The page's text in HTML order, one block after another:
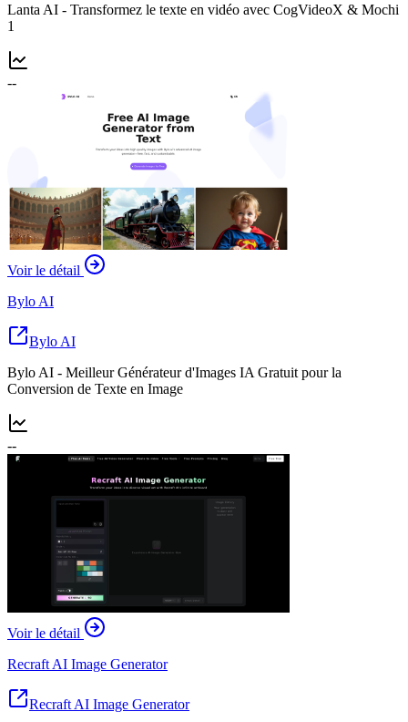
Lanta AI - Transformez le texte en vidéo avec CogVideoX & Mochi
1
--
Voir le détail
Bylo AI
Bylo AI
Bylo AI - Meilleur Générateur d'Images IA Gratuit pour la
Conversion de Texte en Image
--
Voir le détail
Recraft AI Image Generator
Recraft AI Image Generator